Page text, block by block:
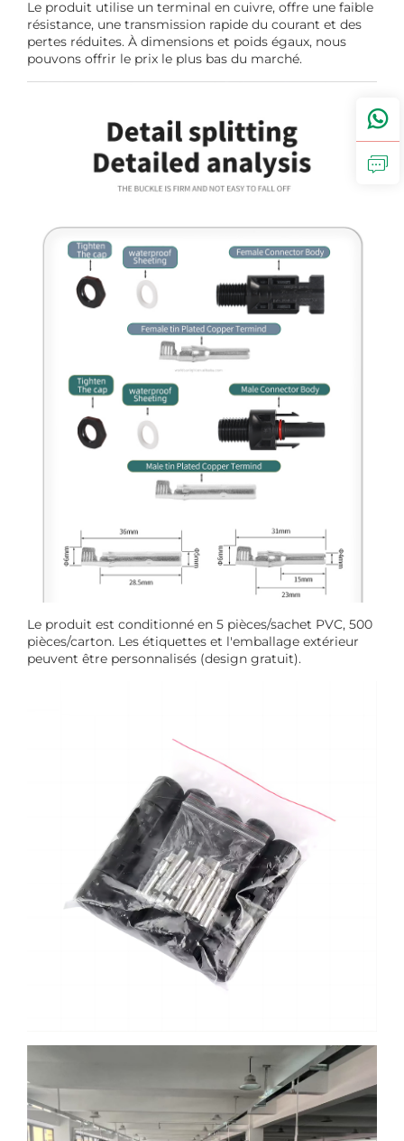
Le produit utilise un terminal en cuivre, offre une faible
résistance, une transmission rapide du courant et des
pertes réduites. À dimensions et poids égaux, nous
pouvons offrir le prix le plus bas du marché.
Le produit est conditionné en 5 pièces/sachet PVC, 500
pièces/carton. Les étiquettes et l'emballage extérieur
peuvent être personnalisés (design gratuit).